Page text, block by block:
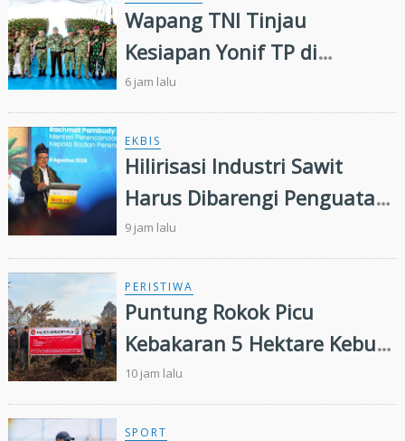
Wapang TNI Tinjau
Kesiapan Yonif TP di
Sumatera Utara
6 jam lalu
EKBIS
Hilirisasi Industri Sawit
Harus Dibarengi Penguatan
Ekosistem Hulu hingga Hilir
9 jam lalu
PERISTIWA
Puntung Rokok Picu
Kebakaran 5 Hektare Kebun
Sawit
10 jam lalu
SPORT